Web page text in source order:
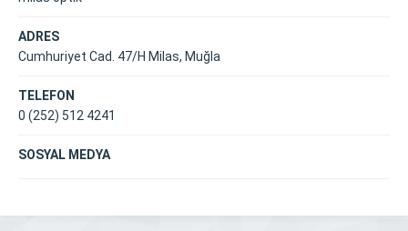
ADRES
Cumhuriyet Cad. 47/H Milas, Muğla
TELEFON
0 (252) 512 4241
SOSYAL MEDYA